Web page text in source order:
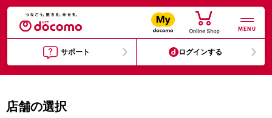
MENU
サポート ログインする
店舗の選択